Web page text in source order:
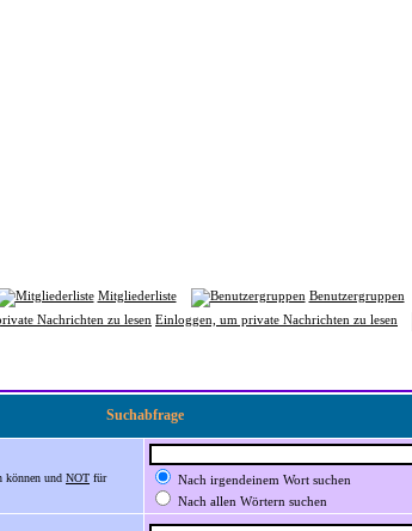
Mitgliederliste Benutzergruppen
Einloggen, um private Nachrichten zu lesen
Suchabfrage
können und NOT für
Nach irgendeinem Wort suchen
Nach allen Wörtern suchen